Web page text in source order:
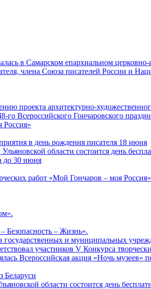
в Самарском епархиальном церковно-
члена Союза писателей России и
проекта архитектурно-
го Всероссийского Гончаровского
Россия»
в день рождения писателя 18 июня
области состоится день
до 30 июня
работ «Мой Гончаров – моя Россия»
Безопасность – Жизнь».
и муниципальных
участников V Конкурса
Всероссийская акция «Ночь музеев»
Беларуси
области состоится день